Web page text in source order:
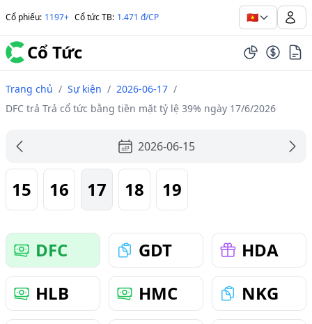
Cổ phiếu: 1197+ Cổ tức TB: 1.471 đ/CP 🇻🇳
Cổ Tức
Trang chủ / Sự kiện / 2026-06-17 /
DFC trả Trả cổ tức bằng tiền mặt tỷ lệ 39% ngày 17/6/2026
2026-06-15
15 16 17 18 19
DFC GDT
HDA
HLB
HMC
NKG